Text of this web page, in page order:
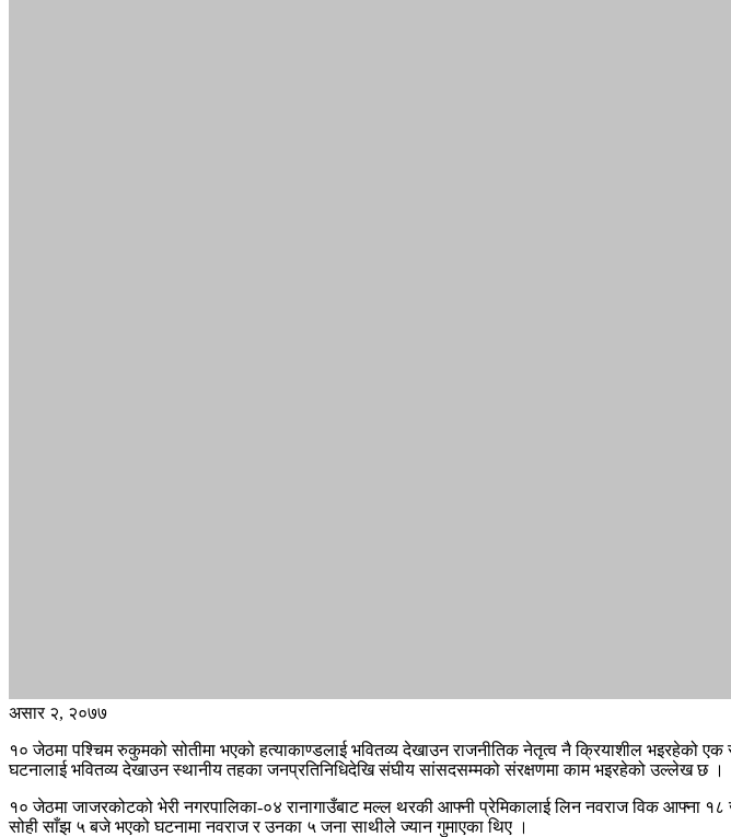
असार २, २०७७
१० जेठमा पश्चिम रुकुमको सोतीमा भएको हत्याकाण्डलाई भवितव्य देखाउन राजनीतिक नेतृत्व नै क्रियाशील भइरहेको
घटनालाई भवितव्य देखाउन स्थानीय तहका जनप्रतिनिधिदेखि संघीय सांसदसम्मको संरक्षणमा काम भइरहेको उल्लेख छ ।
१० जेठमा जाजरकोटको भेरी नगरपालिका-०४ रानागाउँबाट मल्ल थरकी आफ्नी प्रेमिकालाई लिन नवराज विक आफ्ना
सोही साँझ ५ बजे भएको घटनामा नवराज र उनका ५ जना साथीले ज्यान गुमाएका थिए ।